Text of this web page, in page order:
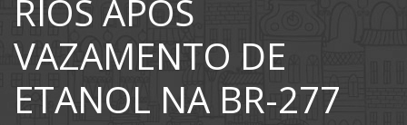
RIOS APÓS
VAZAMENTO DE
ETANOL NA BR-277